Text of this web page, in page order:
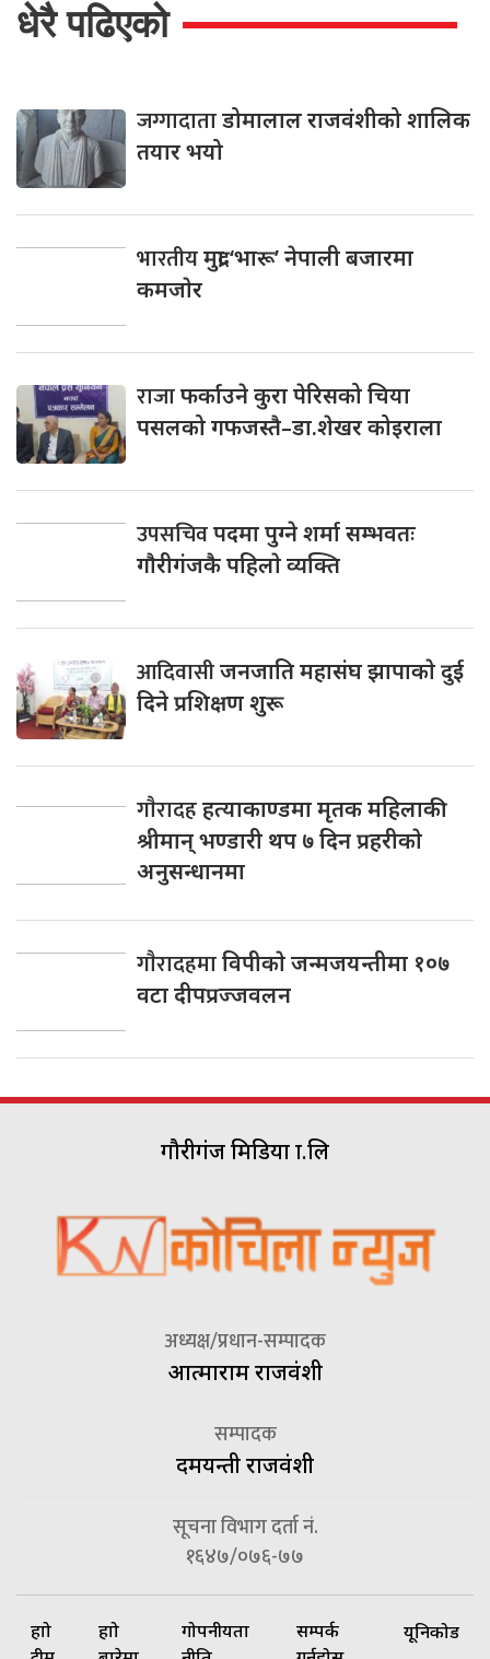
धेरै पढिएको
जग्गादाताडोमालाल राजवंशीको शालिक
तयार भयो
भारतीयमुद्रा ‘भारू’ नेपाली बजारमा
कमजाेर
राजाफर्काउने कुरा पेरिसको चिया
पसलको गफजस्तै–डा.शेखर कोइराला
उपसचिवपदमा पुग्ने शर्मा सम्भवतः
गाैरीगंजकै पहिलाे व्यक्ति
आदिवासीजनजाति महासंघ झापाकाे दुई
दिने प्रशिक्षण शुरू
गाैरादहहत्याकाण्डमा मृतक महिलाकी
श्रीमान् भण्डारी थप ७ दिन प्रहरीकाे
अनुसन्धानमा
गाैरादहमाविपीकाे जन्मजयन्तीमा १०७
वटा दीपप्रज्जवलन
गौरीगंज मिडिया प्रा.लि
अध्यक्ष/प्रधान-सम्पादक
आत्माराम राजवंशी
सम्पादक
दमयन्ती राजवंशी
सूचना विभाग दर्ता नं.
१६४७/०७६-७७
हाम्रो
हाम्रो
गोपनीयता
सम्पर्क
यूनिकोड